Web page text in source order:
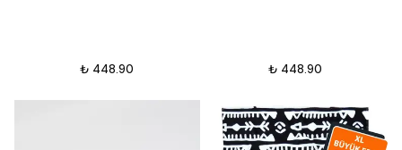
₺ 448.90 ₺ 448.90